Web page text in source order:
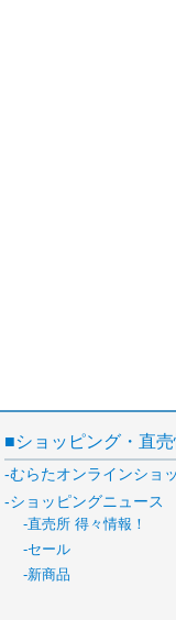
ショッピング・直売
むらたオンラインショ
ショッピングニュース
直売所 得々情報！
セール
新商品